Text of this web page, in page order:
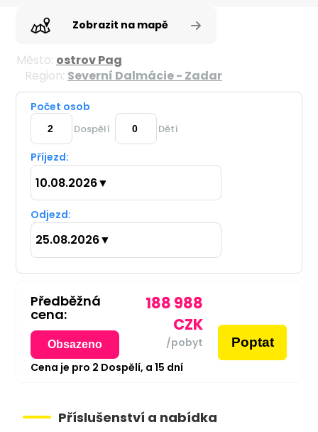
Zobrazit na mapě
Město: ostrov Pag
Region: Severní Dalmácie - Zadar
Počet osob
Dospělí Dětí
Příjezd:
10.08.2026▼
Odjezd:
25.08.2026▼
Předběžná
cena:
Obsazeno
188 988
CZK
/pobyt Poptat
Cena je pro 2 Dospělí, a 15 dní
Příslušenství a nabídka